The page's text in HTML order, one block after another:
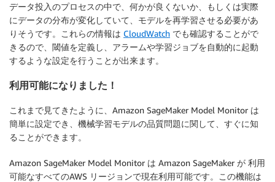
データ投入のプロセスの中で、何かが良くないか、もしくは実際
にデータの分布が変化していて、モデルを再学習させる必要があ
りそうです。これらの情報は CloudWatch でも確認することがで
きるので、閾値を定義し、アラームや学習ジョブを自動的に起動
するような設定を行うことが出来ます。
利用可能になりました！
これまで見てきたように、Amazon SageMaker Model Monitor は
簡単に設定でき、機械学習モデルの品質問題に関して、すぐに知
ることができます。
Amazon SageMaker Model Monitor は Amazon SageMaker が 利用
可能なすべてのAWS リージョンで現在利用可能です。この機能は